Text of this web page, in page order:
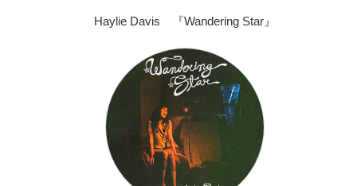
Haylie Davis 『Wandering Star』